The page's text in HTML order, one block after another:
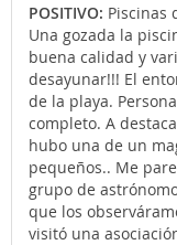
POSITIVO: Piscinas
Una gozada la
buena calidad y
desayunar!!! El
de la playa.
completo. A
hubo una de un
pequeños.. Me
grupo de
que los
visitó una